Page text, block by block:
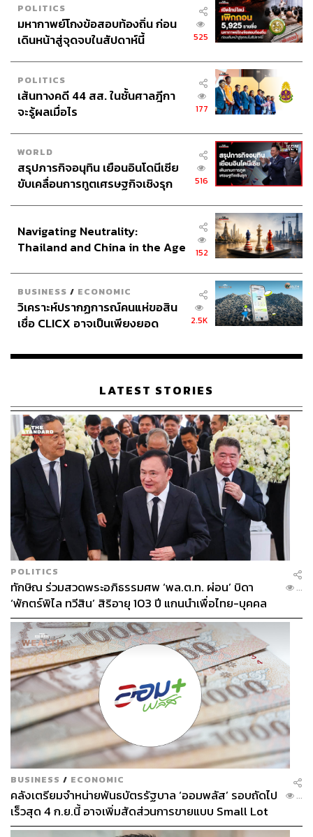
TAGS: กีฬาฟุตบอล Arsenal
Manchester City
Mikel Arteta Gabriel Martinelli
POLITICS
มหากาพย์โกงข้อสอบท้องถิ่น ก่อน
เดินหน้าสู่จุดจบในสัปดาห์นี้
525
POLITICS
เส้นทางคดี 44 สส. ในชั้นศาลฎีกา
จะรู้ผลเมื่อไร
177
WORLD
สรุปภารกิจอนุทิน เยือนอินโดนีเซีย
ขับเคลื่อนการทูตเศรษฐกิจเชิงรุก
516
Navigating Neutrality:
Thailand and China in the Age
152
BUSINESS / ECONOMIC
วิเคราะห์ปรากฏการณ์คนแห่ขอสิน
เชื่อ CLICX อาจเป็นเพียงยอด
เรือนไทยที่ถูกซุกไว้
2.5K
LATEST STORIES
POLITICS
ทักษิณ ร่วมสวดพระอภิธรรมศพ ‘พล.ต.ท. ผ่อน’ บิดา
‘พักตร์พิไล ทวีสิน’ สิริอายุ 103 ปี แกนนำเพื่อไทย-บุคคล
หลากวงการร่วมอาลัย
...
BUSINESS / ECONOMIC
คลังเตรียมจำหน่ายพันธบัตรรัฐบาล ‘ออมพลัส’ รอบถัดไป
เร็วสุด 4 ก.ย.นี้ อาจเพิ่มสัดส่วนการขายแบบ Small Lot
First มากขึ้น
...